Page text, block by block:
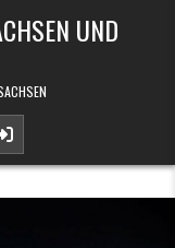
UND